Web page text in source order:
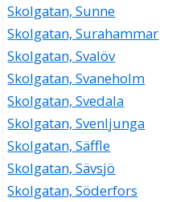
Skolgatan, Sunne
Skolgatan, Surahammar
Skolgatan, Svalöv
Skolgatan, Svaneholm
Skolgatan, Svedala
Skolgatan, Svenljunga
Skolgatan, Säffle
Skolgatan, Sävsjö
Skolgatan, Söderfors